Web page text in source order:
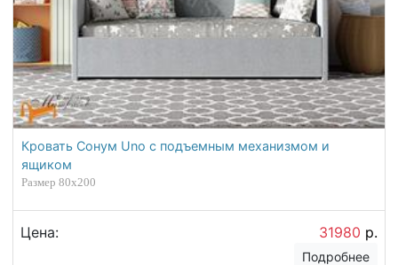
Кровать Сонум Uno с подъемным механизмом и
ящиком
Размер 80х200
Цена: 31980 р.
Подробнее